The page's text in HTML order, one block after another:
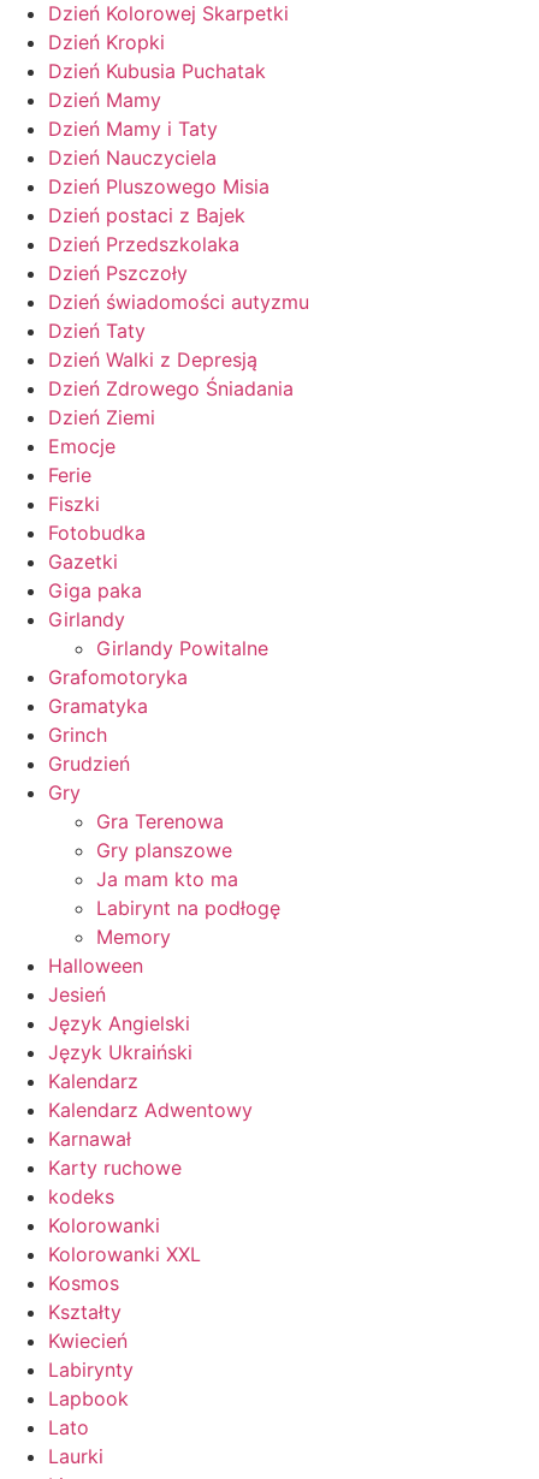
Dzień Kolorowej Skarpetki
Dzień Kropki
Dzień Kubusia Puchatak
Dzień Mamy
Dzień Mamy i Taty
Dzień Nauczyciela
Dzień Pluszowego Misia
Dzień postaci z Bajek
Dzień Przedszkolaka
Dzień Pszczoły
Dzień świadomości autyzmu
Dzień Taty
Dzień Walki z Depresją
Dzień Zdrowego Śniadania
Dzień Ziemi
Emocje
Ferie
Fiszki
Fotobudka
Gazetki
Giga paka
Girlandy
Girlandy Powitalne
Grafomotoryka
Gramatyka
Grinch
Grudzień
Gry
Gra Terenowa
Gry planszowe
Ja mam kto ma
Labirynt na podłogę
Memory
Halloween
Jesień
Język Angielski
Język Ukraiński
Kalendarz
Kalendarz Adwentowy
Karnawał
Karty ruchowe
kodeks
Kolorowanki
Kolorowanki XXL
Kosmos
Kształty
Kwiecień
Labirynty
Lapbook
Lato
Laurki